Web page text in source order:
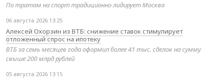
По тратам на спорт традиционно лидирует Москва
06 августа 2026 13:25
Алексей Охорзин из ВТБ: снижение ставок стимулирует
отложенный спрос на ипотеку
ВТБ за семь месяцев года оформил более 41 тыс. сделок на сумму
свыше 200 млрд рублей
05 августа 2026 13:15